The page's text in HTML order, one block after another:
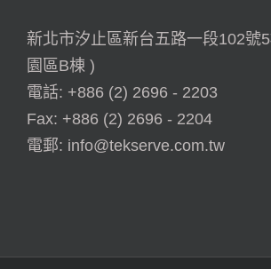
新北市汐止區新台五路一段102號
園區B棟 )
電話: +886 (2) 2696 - 2203
Fax: +886 (2) 2696 - 2204
電郵: info@tekserve.com.tw